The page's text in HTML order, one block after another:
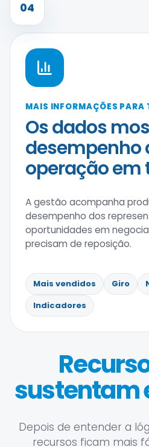
04
MAIS INFORMAÇÕES PARA
Os dados
desempenho
operação em
A gestão acompanha
desempenho dos
oportunidades em
precisam de reposição.
Mais vendidos Giro
Indicadores
sustentam
Depois de entender a
recursos ficam mais